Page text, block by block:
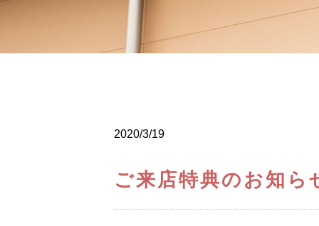
2020/3/19
ご来店特典のお知ら